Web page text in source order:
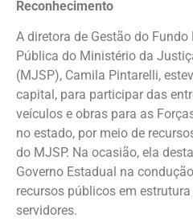
Reconhecimento
A diretora de Gestão do
Pública do Ministério da
(MJSP), Camila Pintarelli,
capital, para participar das
veículos e obras para as
no estado, por meio de
do MJSP. Na ocasião, ela
Governo Estadual na
recursos públicos em
servidores.